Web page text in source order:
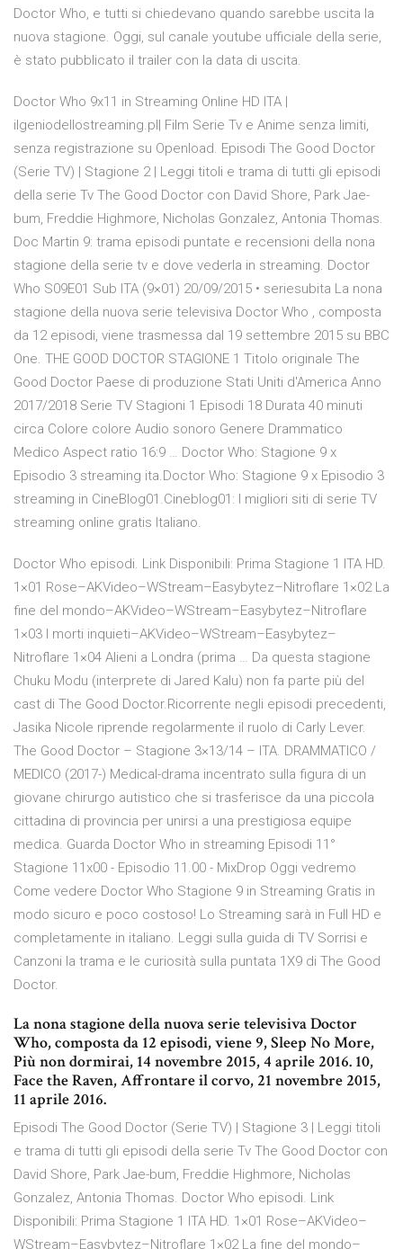
Doctor Who, e tutti si chiedevano quando sarebbe uscita la
nuova stagione. Oggi, sul canale youtube ufficiale della serie,
è stato pubblicato il trailer con la data di uscita.
Doctor Who 9x11 in Streaming Online HD ITA |
ilgeniodellostreaming.pl| Film Serie Tv e Anime senza limiti,
senza registrazione su Openload. Episodi The Good Doctor
(Serie TV) | Stagione 2 | Leggi titoli e trama di tutti gli episodi
della serie Tv The Good Doctor con David Shore, Park Jae-
bum, Freddie Highmore, Nicholas Gonzalez, Antonia Thomas.
Doc Martin 9: trama episodi puntate e recensioni della nona
stagione della serie tv e dove vederla in streaming. Doctor
Who S09E01 Sub ITA (9×01) 20/09/2015 • seriesubita La nona
stagione della nuova serie televisiva Doctor Who , composta
da 12 episodi, viene trasmessa dal 19 settembre 2015 su BBC
One. THE GOOD DOCTOR STAGIONE 1 Titolo originale The
Good Doctor Paese di produzione Stati Uniti d'America Anno
2017/2018 Serie TV Stagioni 1 Episodi 18 Durata 40 minuti
circa Colore colore Audio sonoro Genere Drammatico
Medico Aspect ratio 16:9 … Doctor Who: Stagione 9 x
Episodio 3 streaming ita.Doctor Who: Stagione 9 x Episodio 3
streaming in CineBlog01.Cineblog01: I migliori siti di serie TV
streaming online gratis Italiano.
Doctor Who episodi. Link Disponibili: Prima Stagione 1 ITA HD.
1×01 Rose–AKVideo–WStream–Easybytez–Nitroflare 1×02 La
fine del mondo–AKVideo–WStream–Easybytez–Nitroflare
1×03 I morti inquieti–AKVideo–WStream–Easybytez–
Nitroflare 1×04 Alieni a Londra (prima … Da questa stagione
Chuku Modu (interprete di Jared Kalu) non fa parte più del
cast di The Good Doctor.Ricorrente negli episodi precedenti,
Jasika Nicole riprende regolarmente il ruolo di Carly Lever.
The Good Doctor – Stagione 3×13/14 – ITA. DRAMMATICO /
MEDICO (2017-) Medical-drama incentrato sulla figura di un
giovane chirurgo autistico che si trasferisce da una piccola
cittadina di provincia per unirsi a una prestigiosa equipe
medica. Guarda Doctor Who in streaming Episodi 11°
Stagione 11x00 - Episodio 11.00 - MixDrop Oggi vedremo
Come vedere Doctor Who Stagione 9 in Streaming Gratis in
modo sicuro e poco costoso! Lo Streaming sarà in Full HD e
completamente in italiano. Leggi sulla guida di TV Sorrisi e
Canzoni la trama e le curiosità sulla puntata 1X9 di The Good
Doctor.
La nona stagione della nuova serie televisiva Doctor
Who, composta da 12 episodi, viene 9, Sleep No More,
Più non dormirai, 14 novembre 2015, 4 aprile 2016. 10,
Face the Raven, Affrontare il corvo, 21 novembre 2015,
11 aprile 2016.
Episodi The Good Doctor (Serie TV) | Stagione 3 | Leggi titoli
e trama di tutti gli episodi della serie Tv The Good Doctor con
David Shore, Park Jae-bum, Freddie Highmore, Nicholas
Gonzalez, Antonia Thomas. Doctor Who episodi. Link
Disponibili: Prima Stagione 1 ITA HD. 1×01 Rose–AKVideo–
WStream–Easybytez–Nitroflare 1×02 La fine del mondo–